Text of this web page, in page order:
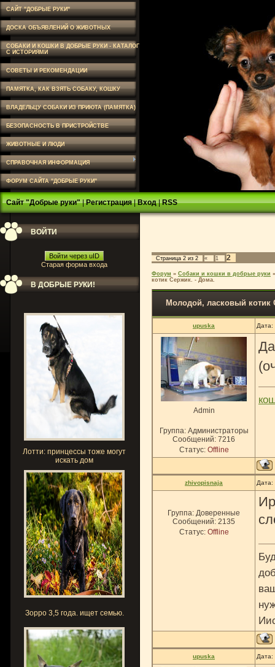
САЙТ "ДОБРЫЕ РУКИ"
ДОСКА ОБЪЯВЛЕНИЙ О ЖИВОТНЫХ
СОБАКИ И КОШКИ В ДОБРЫЕ РУКИ - КАТАЛОГ
С ИСТОРИЯМИ
СОВЕТЫ И РЕКОМЕНДАЦИИ
ПАМЯТКА, КАК ВЗЯТЬ СОБАКУ, КОШКУ
ВЛАДЕЛЬЦУ СОБАКИ ИЗ ПРИЮТА (ПАМЯТКА)
БЕЗОПАСНОСТЬ В ПРИСТРОЙСТВЕ
ЖИВОТНЫЕ И ЛЮДИ
СПРАВОЧНАЯ ИНФОРМАЦИЯ
ФОРУМ САЙТА "ДОБРЫЕ РУКИ"
Сайт "Добрые руки"|Регистрация|Вход|RSS
ВОЙТИ
Войти через uID
Старая форма входа
В ДОБРЫЕ РУКИ!
Лотти: принцессы тоже могут
искать дом
Зорро 3,5 года. ищет семью.
Страница 2 из 2 « 1 2
Форум » Собаки и кошки в добрые руки »
котик Сержик. - Дома.
Молодой, ласковый котик
upuska
Admin
Группа: Администраторы
Сообщений: 7216
Статус: Offline
zhivopisnaja Дата:
Группа: Доверенные
Сообщений: 2135
Статус: Offline
upuska Дата: